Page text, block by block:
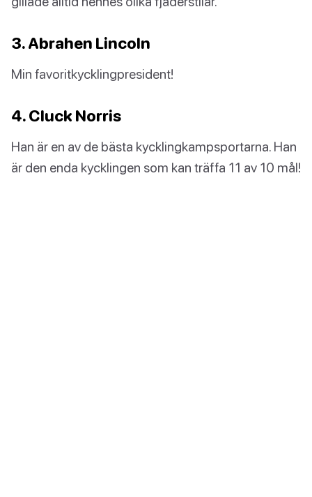
3. Abrahen Lincoln
Min favoritkycklingpresident!
4. Cluck Norris
Han är en av de bästa kycklingkampsportarna. Han
är den enda kycklingen som kan träffa 11 av 10 mål!